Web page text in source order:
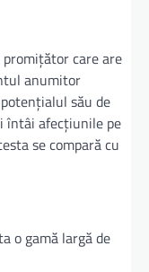
care are
anumitor
său de
întâi afecțiunile pe
se compară cu
o gamă largă de